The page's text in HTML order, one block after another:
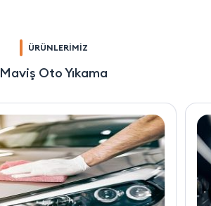
ÜRÜNLERİMİZ
Maviş Oto Yıkama